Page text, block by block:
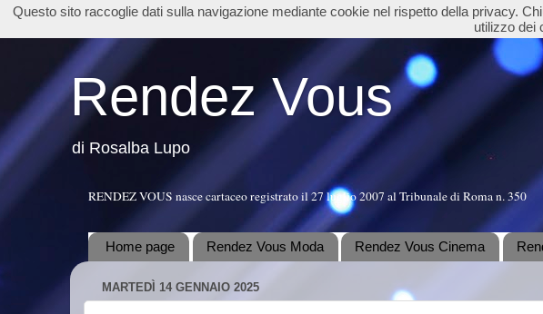
Rendez Vous
di Rosalba Lupo
RENDEZ VOUS nasce cartaceo registrato il 27 luglio 2007 al Tribunale di Roma n. 350
Home page Rendez Vous Moda Rendez Vous Cinema
MARTEDÌ 14 GENNAIO 2025
Questo sito raccoglie dati sulla navigazione mediante cookie nel rispetto della privacy.
utilizzo dei